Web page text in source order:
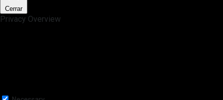
Cerrar
Privacy Overview